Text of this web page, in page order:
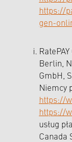
https://
gen-
Berlin,
GmbH,
Niemcy
https://
https://
usług
Canada